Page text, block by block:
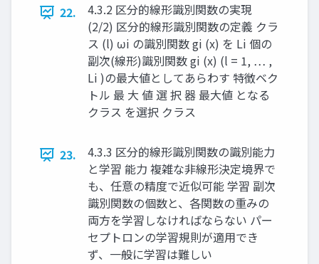
22.
4.3.2 区分的線形識別関数の実現
(2/2) 区分的線形識別関数の定義 クラ
ス (l) ωi の識別関数 gi (x) を Li 個の
副次(線形)識別関数 gi (x) (l = 1, … ,
Li ) ​ ​ ​ ​ の最大値としてあらわす 特徴ベク
トル 最 ⼤ 値 選 択 器 最⼤値 となる
クラス を選択 クラス ​
23.
4.3.3 区分的線形識別関数の識別能力
と学習 能力 複雑な非線形決定境界で
も、任意の精度で近似可能 学習 副次
識別関数の個数と、各関数の重みの
両方を学習しなければならない パー
セプトロンの学習規則が適用でき
ず、一般に学習は難しい